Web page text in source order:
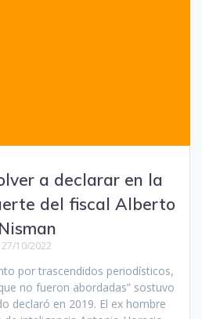
a declarar en la
del fiscal Alberto
Nisman
27/10/2022
por trascendidos periodísticos,
no fueron abordadas” sostuvo
declaró en 2019. El ex hombre